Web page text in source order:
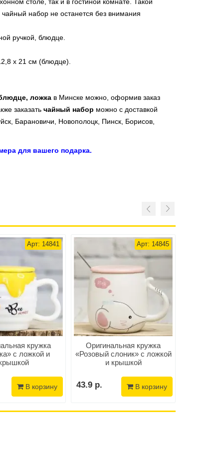
набор не останется без внимания
ручкой, блюдце.
х 21 см (блюдце)
ложка в Минске можно, оформив заказ
заказать чайный набор можно с доставкой
Барановичи, Новополоцк, Пинск, Борисов,
для вашего подарка.
Арт: 14841
кружка
с ложкой и
В корзину
Арт: 14845
Оригинальная кружка
«Розовый слоник» с ложкой
и крышкой
43.9 р. В корзину